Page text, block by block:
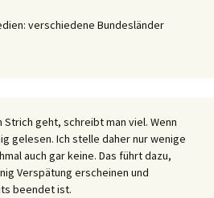
verschiedene Bundesländer
geht, schreibt man viel. Wenn
gelesen. Ich stelle daher nur wenige
auch gar keine. Das führt dazu,
Verspätung erscheinen und
beendet ist.